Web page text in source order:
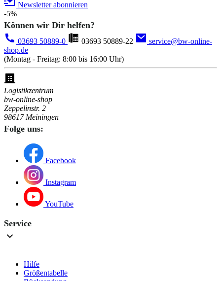
Newsletter abonnieren
-5%
Können wir Dir helfen?
03693 50889-0 03693 50889-22
service@bw-online-
shop.de
(Montag - Freitag: 8:00 bis 16:00 Uhr)
Logistikzentrum
bw-online-shop
Zeppelinstr. 2
98617 Meiningen
Folge uns:
Facebook
Instagram
YouTube
Service
Hilfe
Größentabelle